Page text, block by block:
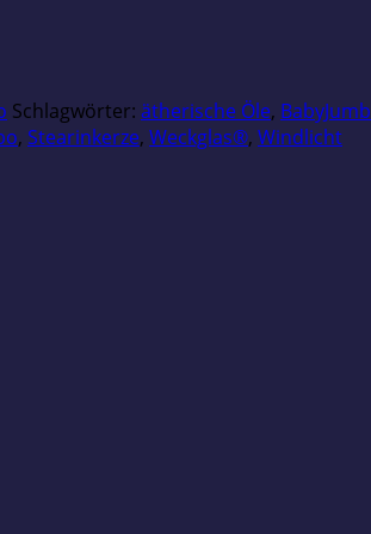
Schlagwörter: ätherische Öle,
, Stearinkerze, Weckglas®, Windlicht